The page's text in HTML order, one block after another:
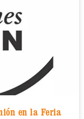
en la Feria